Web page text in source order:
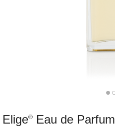
Elige® Eau de Parfum